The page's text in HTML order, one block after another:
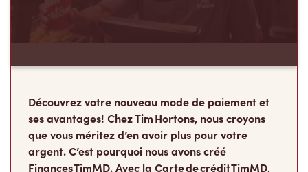
Découvrez votre nouveau mode de paiement et
ses avantages! Chez Tim Hortons, nous croyons
que vous méritez d’en avoir plus pour votre
argent. C’est pourquoi nous avons créé
Finances TimMD. Avec la Carte de crédit TimMD,